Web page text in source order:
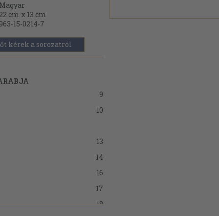
Magyar
22 cm x 13 cm
963-15-0214-7
kérek a sorozatról
9
10
13
14
16
17
18